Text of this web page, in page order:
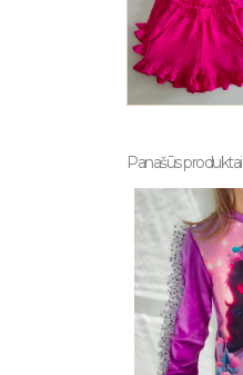
Panašūs produktai